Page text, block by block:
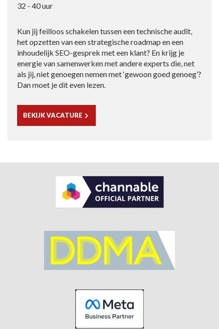
32 - 40 uur
Kun jij feilloos schakelen tussen een technische audit,
het opzetten van een strategische roadmap en een
inhoudelijk SEO-gesprek met een klant? En krijg je
energie van samenwerken met andere experts die, net
als jij, niet genoegen nemen met ‘gewoon goed genoeg’?
Dan moet je dit even lezen.
BEKIJK VACATURE